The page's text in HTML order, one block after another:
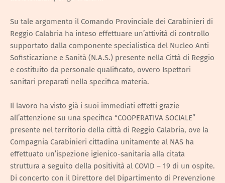
Su tale argomento il Comando Provinciale dei Carabinieri di
Reggio Calabria ha inteso effettuare un’attività di controllo
supportato dalla componente specialistica del Nucleo Anti
Sofisticazione e Sanità (N.A.S.) presente nella Città di Reggio
e costituito da personale qualificato, ovvero Ispettori
sanitari preparati nella specifica materia.
Il lavoro ha visto già i suoi immediati effetti grazie
all’attenzione su una specifica “COOPERATIVA SOCIALE”
presente nel territorio della città di Reggio Calabria, ove la
Compagnia Carabinieri cittadina unitamente al NAS ha
effettuato un’ispezione igienico-sanitaria alla citata
struttura a seguito della positività al COVID – 19 di un ospite.
Di concerto con il Direttore del Dipartimento di Prevenzione